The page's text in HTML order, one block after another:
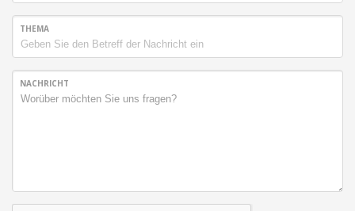
THEMA
NACHRICHT